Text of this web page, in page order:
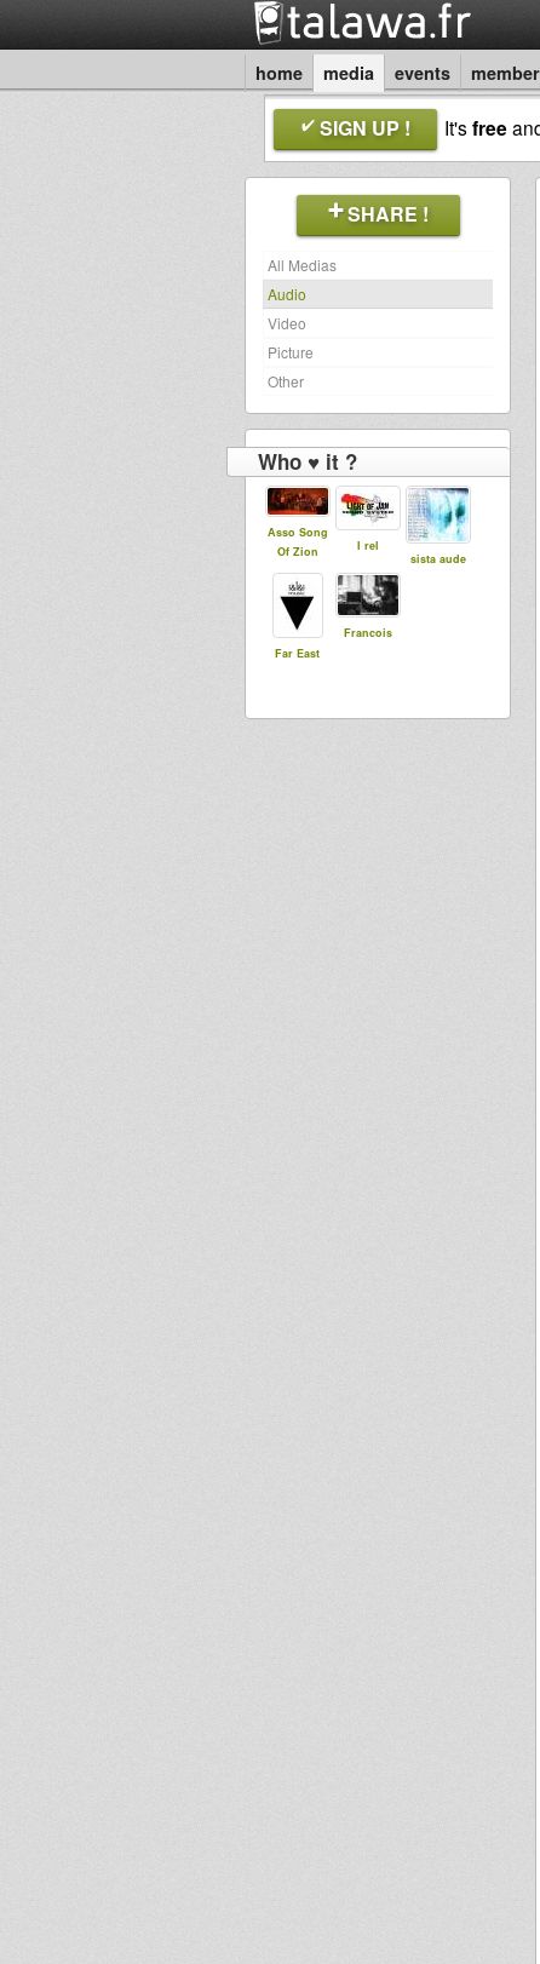
home media events
SIGN UP ! It'sfree
SHARE !
All Medias
Audio
Video
Picture
Other
Who ♥ it ?
Asso Song
Of Zion
I rel
sista aude
Far East
Francois